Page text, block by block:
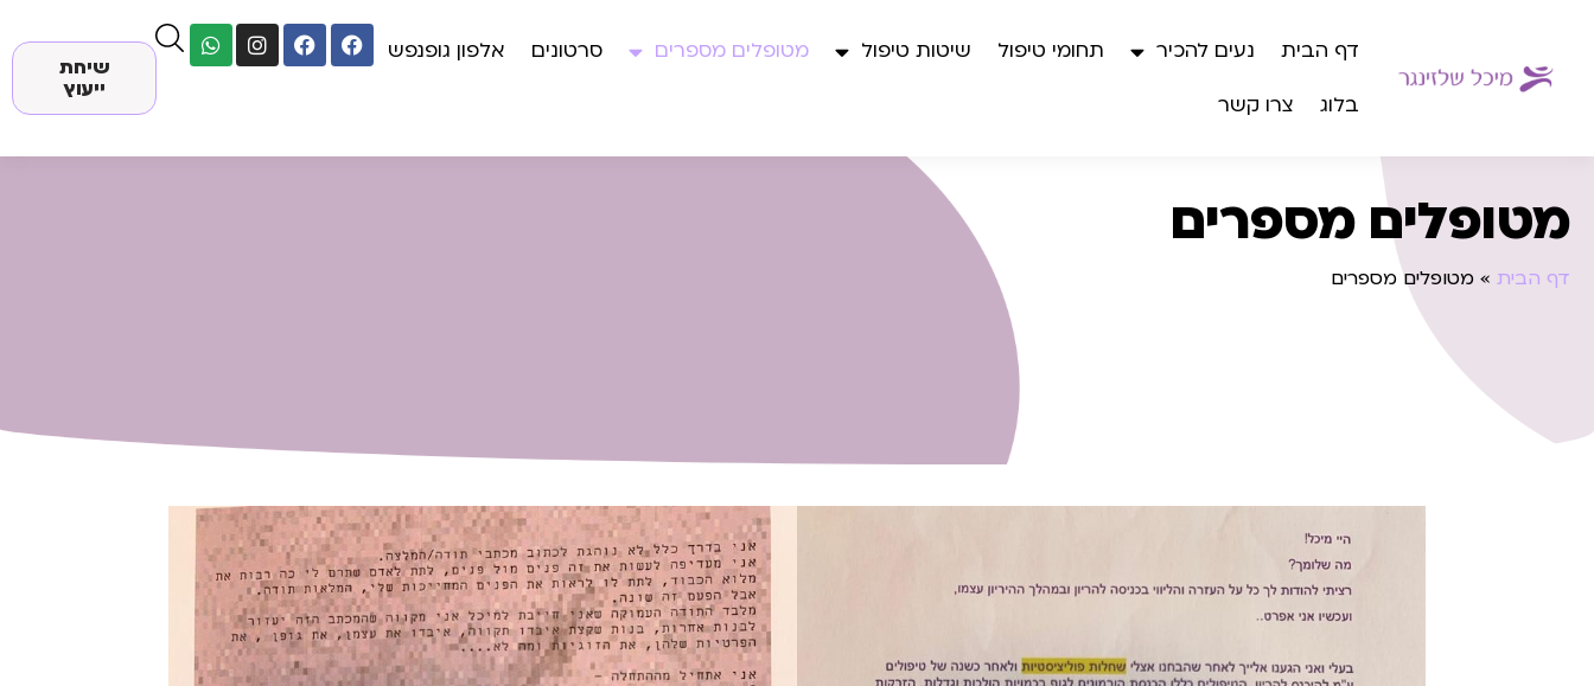
דף הבית נעים להכיר תחומי טיפול שיטות טיפול מטופלים מספרים סרטונים
אלפון גופנפש
בלוג
צרו קשר
שיחת
ייעוץ
מטופלים מספרים
דף הבית » מטופלים מספרים